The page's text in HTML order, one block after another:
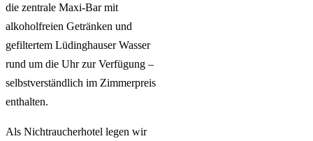
die zentrale Maxi-Bar mit
alkoholfreien Getränken und
gefiltertem Lüdinghauser Wasser
rund um die Uhr zur Verfügung –
selbstverständlich im Zimmerpreis
enthalten.
Als Nichtraucherhotel legen wir